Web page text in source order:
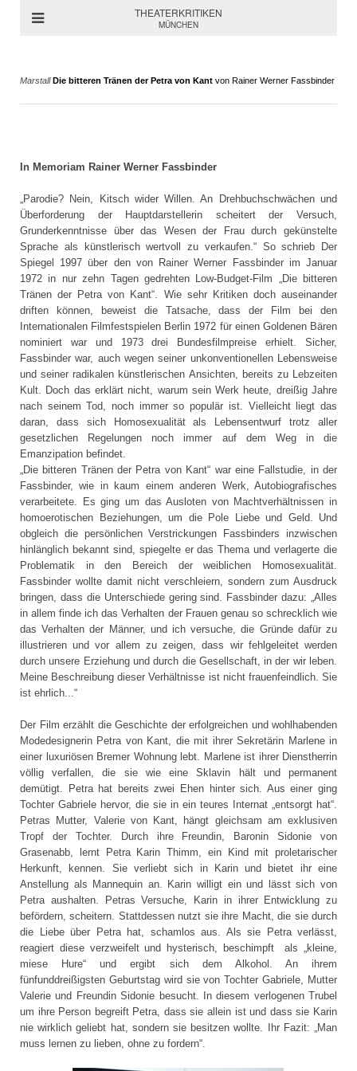
THEATERKRITIKEN
MÜNCHEN
MarstallDie bitteren Tränen der Petra von Kant von Rainer Werner Fassbinder
In Memoriam Rainer Werner Fassbinder
„Parodie? Nein, Kitsch wider Willen. An Drehbuchschwächen und
Überforderung der Hauptdarstellerin scheitert der Versuch,
Grunderkenntnisse über das Wesen der Frau durch gekünstelte
Sprache als künstlerisch wertvoll zu verkaufen.“ So schrieb Der
Spiegel 1997 über den von Rainer Werner Fassbinder im Januar
1972 in nur zehn Tagen gedrehten Low-Budget-Film „Die bitteren
Tränen der Petra von Kant“. Wie sehr Kritiken doch auseinander
driften können, beweist die Tatsache, dass der Film bei den
Internationalen Filmfestspielen Berlin 1972 für einen Goldenen Bären
nominiert war und 1973 drei Bundesfilmpreise erhielt. Sicher,
Fassbinder war, auch wegen seiner unkonventionellen Lebensweise
und seiner radikalen künstlerischen Ansichten, bereits zu Lebzeiten
Kult. Doch das erklärt nicht, warum sein Werk heute, dreißig Jahre
nach seinem Tod, noch immer so populär ist. Vielleicht liegt das
daran, dass sich Homosexualität als Lebensentwurf trotz aller
gesetzlichen Regelungen noch immer auf dem Weg in die
Emanzipation befindet.
„Die bitteren Tränen der Petra von Kant“ war eine Fallstudie, in der
Fassbinder, wie in kaum einem anderen Werk, Autobiografisches
verarbeitete. Es ging um das Ausloten von Machtverhältnissen in
homoerotischen Beziehungen, um die Pole Liebe und Geld. Und
obgleich die persönlichen Verstrickungen Fassbinders inzwischen
hinlänglich bekannt sind, spiegelte er das Thema und verlagerte die
Problematik in den Bereich der weiblichen Homosexualität.
Fassbinder wollte damit nicht verschleiern, sondern zum Ausdruck
bringen, dass die Unterschiede gering sind. Fassbinder dazu: „Alles
in allem finde ich das Verhalten der Frauen genau so schrecklich wie
das Verhalten der Männer, und ich versuche, die Gründe dafür zu
illustrieren und vor allem zu zeigen, dass wir fehlgeleitet werden
durch unsere Erziehung und durch die Gesellschaft, in der wir leben.
Meine Beschreibung dieser Verhältnisse ist nicht frauenfeindlich. Sie
ist ehrlich...“
Der Film erzählt die Geschichte der erfolgreichen und wohlhabenden
Modedesignerin Petra von Kant, die mit ihrer Sekretärin Marlene in
einer luxuriösen Bremer Wohnung lebt. Marlene ist ihrer Dienstherrin
völlig verfallen, die sie wie eine Sklavin hält und permanent
demütigt. Petra hat bereits zwei Ehen hinter sich. Aus einer ging
Tochter Gabriele hervor, die sie in ein teures Internat „entsorgt hat“.
Petras Mutter, Valerie von Kant, hängt gleichsam am exklusiven
Tropf der Tochter. Durch ihre Freundin, Baronin Sidonie von
Grasenabb, lernt Petra Karin Thimm, ein Kind mit proletarischer
Herkunft, kennen. Sie verliebt sich in Karin und bietet ihr eine
Anstellung als Mannequin an. Karin willigt ein und lässt sich von
Petra aushalten. Petras Versuche, Karin in ihrer Entwicklung zu
befördern, scheitern. Stattdessen nutzt sie ihre Macht, die sie durch
die Liebe über Petra hat, schamlos aus. Als sie Petra verlässt,
reagiert diese verzweifelt und hysterisch, beschimpft als „kleine,
miese Hure“ und ergibt sich dem Alkohol. An ihrem
fünfunddreißigsten Geburtstag wird sie von Tochter Gabriele, Mutter
Valerie und Freundin Sidonie besucht. In diesem verlogenen Trubel
um ihre Person begreift Petra, dass sie allein ist und dass sie Karin
nie wirklich geliebt hat, sondern sie besitzen wollte. Ihr Fazit: „Man
muss lernen zu lieben, ohne zu fordern“.